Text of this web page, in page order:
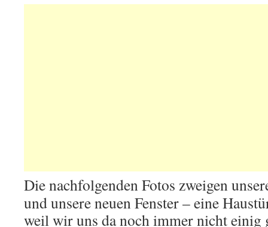
Die nachfolgenden Fotos zweigen
und unsere neuen Fenster – eine
weil wir uns da noch immer nicht einig